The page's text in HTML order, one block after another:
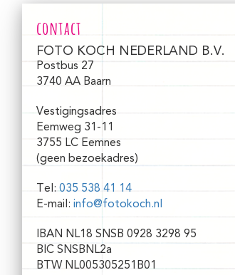
contact
FOTO KOCH NEDERLAND B.V.
Postbus 27
3740 AA Baarn
Vestigingsadres
Eemweg 31-11
3755 LC Eemnes
(geen bezoekadres)
Tel:035 538 41 14
E-mail: info@fotokoch.nl
IBAN NL18 SNSB 0928 3298 95
BIC SNSBNL2a
BTW NL005305251B01